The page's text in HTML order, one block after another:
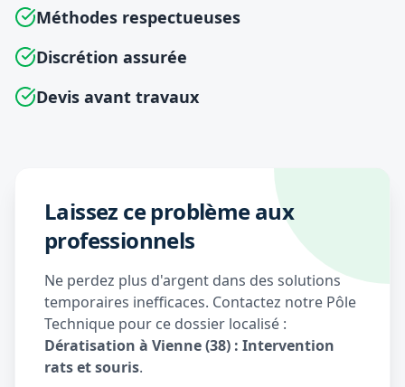
Méthodes respectueuses
Discrétion assurée
Devis avant travaux
Laissez ce problème aux
professionnels
Ne perdez plus d'argent dans des solutions
temporaires inefficaces. Contactez notre Pôle
Technique pour ce dossier localisé :
Dératisation à Vienne (38) : Intervention
rats et souris.